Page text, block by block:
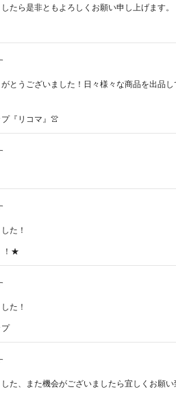
たら是非ともよろしくお願い申し上げます。
とうございました！日々様々な商品を出品
『リコマ』👚
た！
！★
た！
た、また機会がございましたら宜しくお願い